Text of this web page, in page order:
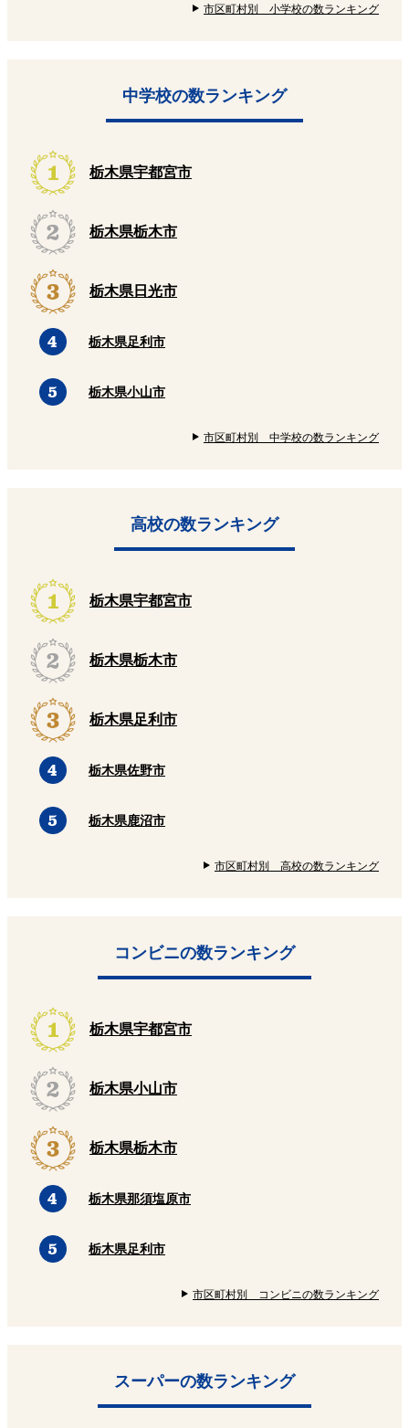
市区町村別 小学校の数ランキング
中学校の数ランキング
栃木県宇都宮市
栃木県栃木市
栃木県日光市
栃木県足利市
栃木県小山市
市区町村別 中学校の数ランキング
高校の数ランキング
栃木県宇都宮市
栃木県栃木市
栃木県足利市
栃木県佐野市
栃木県鹿沼市
市区町村別 高校の数ランキング
コンビニの数ランキング
栃木県宇都宮市
栃木県小山市
栃木県栃木市
栃木県那須塩原市
栃木県足利市
市区町村別 コンビニの数ランキング
スーパーの数ランキング